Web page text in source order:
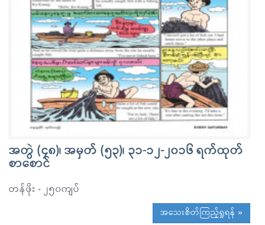
အတွဲ (၄၈)၊ အမှတ် (၅၃)၊ ၃၁-၁၂-၂၀၁၆ ရက်ထုတ်
စာစောင်
တန်ဖိုး - ၂၅၀ကျပ်
အသေးစိတ်ကြည့်ရှုရန် »